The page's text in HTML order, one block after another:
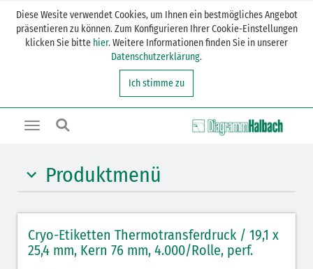
Diese Wesite verwendet Cookies, um Ihnen ein bestmögliches Angebot
präsentieren zu können. Zum Konfigurieren Ihrer Cookie-Einstellungen
klicken Sie bitte hier. Weitere Informationen finden Sie in unserer
Datenschutzerklärung.
Ich stimme zu
Toggle
Produktmenü
Cryo-Etiketten rechteckig + Klebepunkt
Cryo-Etiketten Klebepunkt
Cryo-Etiketten Thermotransferdruck / 19,1 x
25,4 mm, Kern 76 mm, 4.000/Rolle, perf.